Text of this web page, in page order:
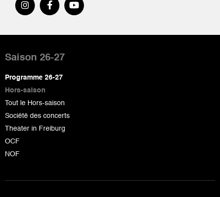
de
page
Saison 26-27
Programme 26-27
Hors-saison
Tout le Hors-saison
Société des concerts
Theater in Freiburg
OCF
NOF